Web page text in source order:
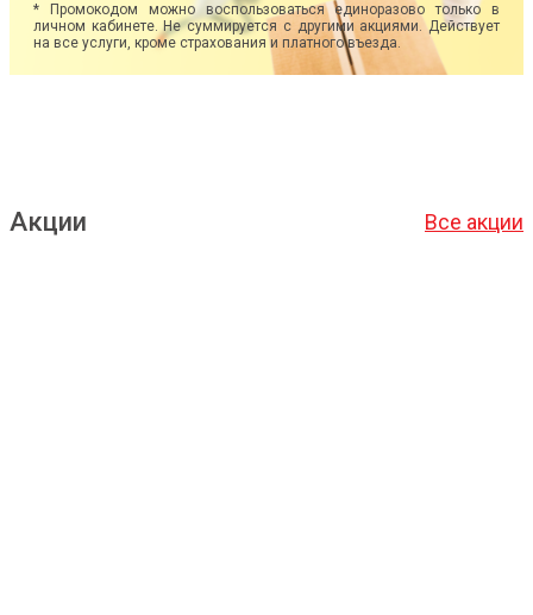
* Промокодом можно воспользоваться единоразово только в
личном кабинете. Не суммируется с другими акциями. Действует
на все услуги, кроме страхования и платного въезда.
Акции Все акции